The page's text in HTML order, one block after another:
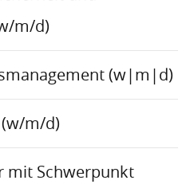
m/d)
(w|m|d)
m/d)
mit Schwerpunkt